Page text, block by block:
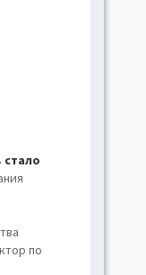
стало
по